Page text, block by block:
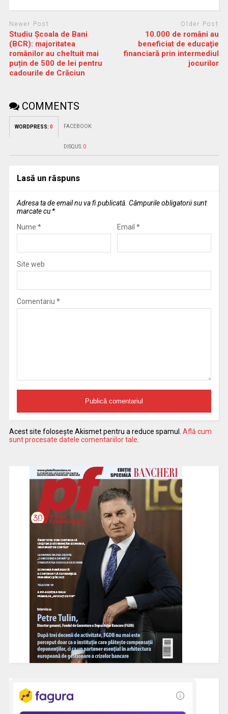
Newer Post
Studiu Școala de Bani
(BCR): majoritatea
românilor au cheltuit mai
puțin de 500 de lei pentru
cadourile de Crăciun
Older Post
10.000 de români au
beneficiat de educaţie
financiară prin intermediul
jocurilor
COMMENTS
WORDPRESS: 0 FACEBOOK:
DISQUS: 0
Lasă un răspuns
Adresa ta de email nu va fi publicată. Câmpurile obligatorii sunt
marcate cu *
Nume * Email *
Site web
Comentariu *
Acest site folosește Akismet pentru a reduce spamul. Află cum
sunt procesate datele comentariilor tale.